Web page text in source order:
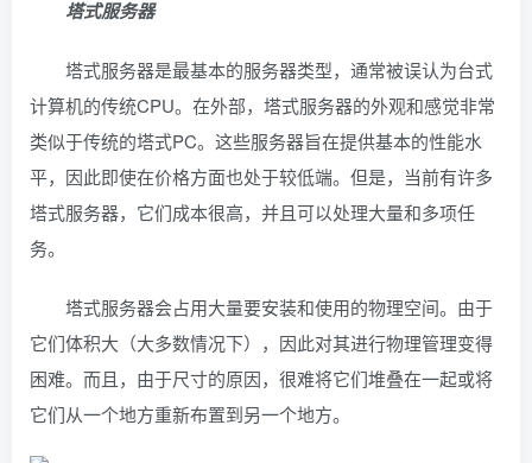
塔式服务器
塔式服务器是最基本的服务器类型，通常被误认为台式
计算机的传统CPU。在外部，塔式服务器的外观和感觉非常
类似于传统的塔式PC。这些服务器旨在提供基本的性能水
平，因此即使在价格方面也处于较低端。但是，当前有许多
塔式服务器，它们成本很高，并且可以处理大量和多项任
务。
塔式服务器会占用大量要安装和使用的物理空间。由于
它们体积大（大多数情况下），因此对其进行物理管理变得
困难。而且，由于尺寸的原因，很难将它们堆叠在一起或将
它们从一个地方重新布置到另一个地方。